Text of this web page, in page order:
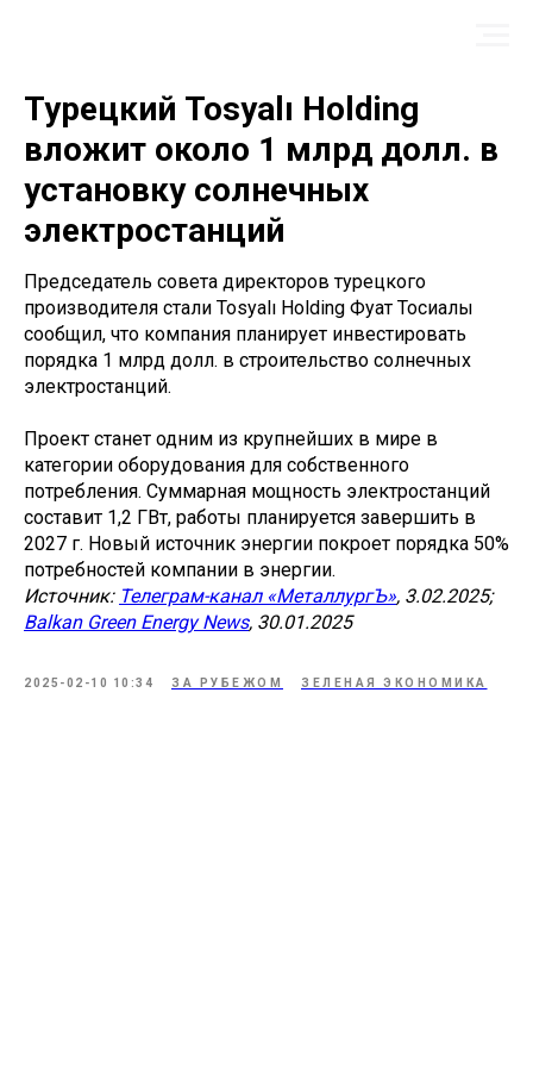
Турецкий Tosyalı Holding
вложит около 1 млрд долл. в
установку солнечных
электростанций
Председатель совета директоров турецкого
производителя стали Tosyalı Holding Фуат Тосиалы
сообщил, что компания планирует инвестировать
порядка 1 млрд долл. в строительство солнечных
электростанций.
Проект станет одним из крупнейших в мире в
категории оборудования для собственного
потребления. Суммарная мощность электростанций
составит 1,2 ГВт, работы планируется завершить в
2027 г. Новый источник энергии покроет порядка 50%
потребностей компании в энергии.
Источник: Телеграм-канал «МеталлургЪ», 3.02.2025;
Balkan Green Energy News, 30.01.2025
2025-02-10 10:34 ЗА РУБЕЖОМ ЗЕЛЕНАЯ ЭКОНОМИКА